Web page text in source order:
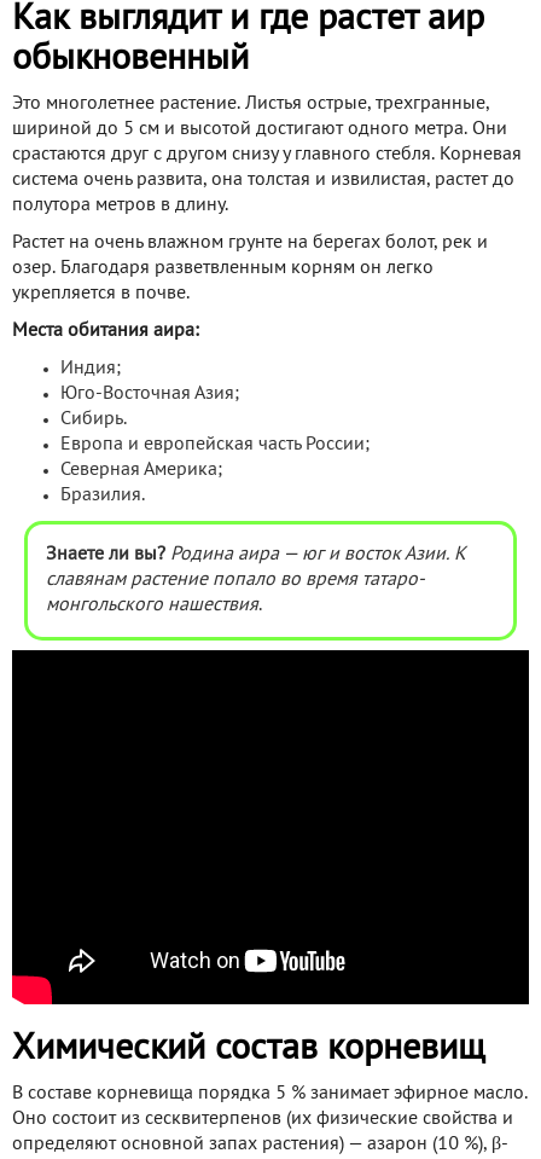
Как выглядит и где растет аир
обыкновенный
Это многолетнее растение. Листья острые, трехгранные,
шириной до 5 см и высотой достигают одного метра. Они
срастаются друг с другом снизу у главного стебля. Корневая
система очень развита, она толстая и извилистая, растет до
полутора метров в длину.
Растет на очень влажном грунте на берегах болот, рек и
озер. Благодаря разветвленным корням он легко
укрепляется в почве.
Места обитания аира:
Индия;
Юго-Восточная Азия;
Сибирь.
Европа и европейская часть России;
Северная Америка;
Бразилия.
Знаете ли вы? Родина аира — юг и восток Азии. К
славянам растение попало во время татаро-
монгольского нашествия.
Химический состав корневищ
В составе корневища порядка 5 % занимает эфирное масло.
Оно состоит из сесквитерпенов (их физические свойства и
определяют основной запах растения) — азарон (10 %), β-